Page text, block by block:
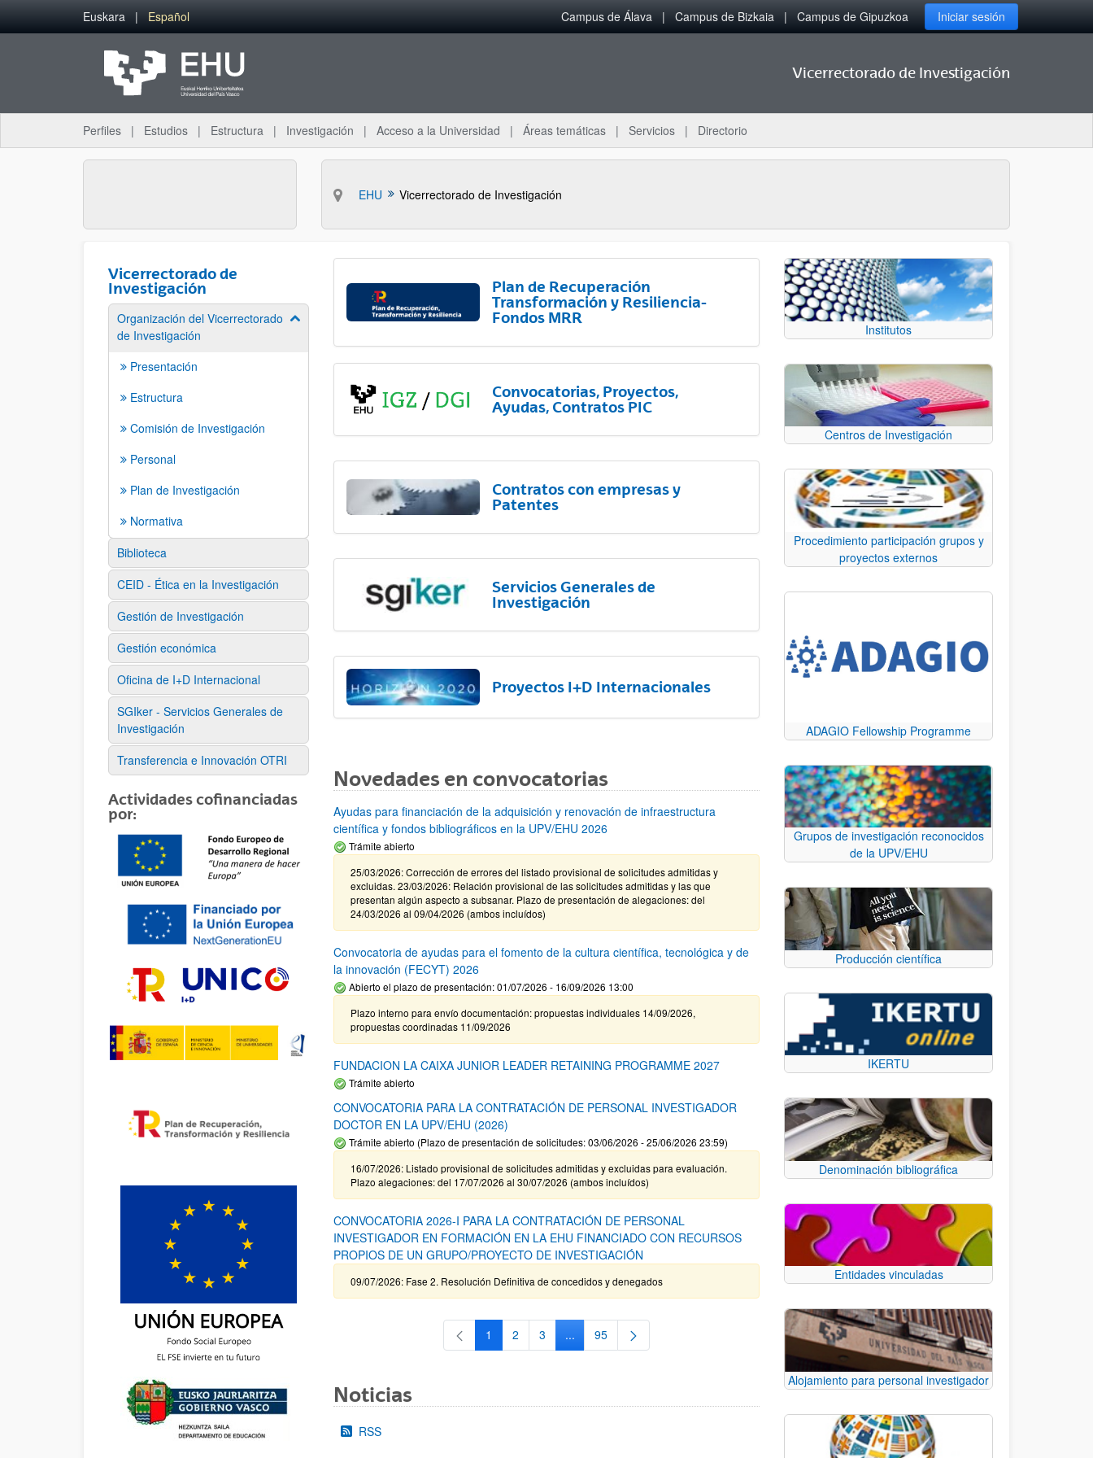
Saltar al contenido principal
Euskara Español Campus de Álava Campus de Bizkaia Campus de Gipuzkoa Iniciar sesión
Vicerrectorado de Investigación
Perfiles Estudios Estructura Investigación Acceso a la Universidad Áreas temáticas Servicios Directorio
EHU Vicerrectorado de Investigación
Vicerrectorado de
Investigación
Organización del Vicerrectorado
de Investigación
Mostrar/ocultar subpáginas
Presentación
Estructura
Comisión de Investigación
Personal
Plan de Investigación
Normativa
Biblioteca
CEID - Ética en la Investigación
Gestión de Investigación
Gestión económica
Oficina de I+D Internacional
SGIker - Servicios Generales de
Investigación
Transferencia e Innovación OTRI
Actividades cofinanciadas
por:
Plan de Recuperación
Transformación y Resiliencia-
Fondos MRR
Convocatorias, Proyectos,
Ayudas, Contratos PIC
Contratos con empresas y
Patentes
Servicios Generales de
Investigación
Proyectos I+D Internacionales
Novedades en convocatorias
Ayudas para financiación de la adquisición y renovación de infraestructura
científica y fondos bibliográficos en la UPV/EHU 2026
Trámite abierto
25/03/2026: Corrección de errores del listado provisional de solicitudes admitidas y
excluidas. 23/03/2026: Relación provisional de las solicitudes admitidas y las que
presentan algún aspecto a subsanar. Plazo de presentación de alegaciones: del
24/03/2026 al 09/04/2026 (ambos incluídos)
Convocatoria de ayudas para el fomento de la cultura científica, tecnológica y de
la innovación (FECYT) 2026
Abierto el plazo de presentación: 01/07/2026 - 16/09/2026 13:00
Plazo interno para envío documentación: propuestas individuales 14/09/2026,
propuestas coordinadas 11/09/2026
FUNDACION LA CAIXA JUNIOR LEADER RETAINING PROGRAMME 2027
Trámite abierto
CONVOCATORIA PARA LA CONTRATACIÓN DE PERSONAL INVESTIGADOR
DOCTOR EN LA UPV/EHU (2026)
Trámite abierto (Plazo de presentación de solicitudes: 03/06/2026 - 25/06/2026 23:59)
16/07/2026: Listado provisional de solicitudes admitidas y excluidas para evaluación.
Plazo alegaciones: del 17/07/2026 al 30/07/2026 (ambos incluídos)
CONVOCATORIA 2026-I PARA LA CONTRATACIÓN DE PERSONAL
INVESTIGADOR EN FORMACIÓN EN LA EHU FINANCIADO CON RECURSOS
PROPIOS DE UN GRUPO/PROYECTO DE INVESTIGACIÓN
09/07/2026: Fase 2. Resolución Definitiva de concedidos y denegados
Página
1 Página
2 Página
3 ...Páginas intermedias Use TAB para desplazarse.
Página
95
Noticias
RSS
Institutos
Centros de Investigación
Procedimiento participación grupos y
proyectos externos
ADAGIO Fellowship Programme
Grupos de investigación reconocidos
de la UPV/EHU
Producción científica
IKERTU
Denominación bibliográfica
Entidades vinculadas
Alojamiento para personal investigador